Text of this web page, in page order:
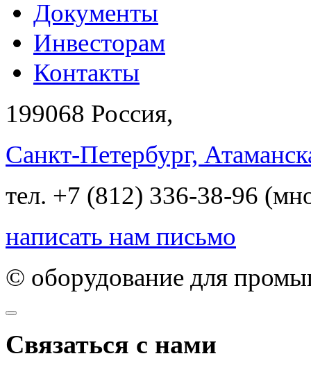
Документы
Инвесторам
Контакты
199068 Россия,
Санкт-Петербург,
тел. +7 (812) 336-38-96
написать нам письмо
© оборудование для
Связаться с нами